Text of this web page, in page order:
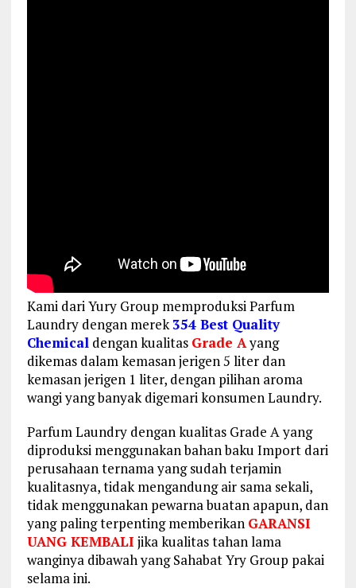
Kami dari Yury Group memproduksi Parfum
Laundry dengan merek354 Best Quality
Chemicaldengan kualitas Grade Ayang
dikemas dalam kemasan jerigen 5 liter dan
kemasan jerigen 1 liter, dengan pilihan aroma
wangi yang banyak digemari konsumen Laundry.
Parfum Laundry dengan kualitas Grade A yang
diproduksi menggunakan bahan baku Import dari
perusahaan ternama yang sudah terjamin
kualitasnya, tidak mengandung air sama sekali,
tidak menggunakan pewarna buatan apapun, dan
yang paling terpenting memberikan GARANSI
UANG KEMBALI jika kualitas tahan lama
wanginya dibawah yang Sahabat Yry Group pakai
selama ini.